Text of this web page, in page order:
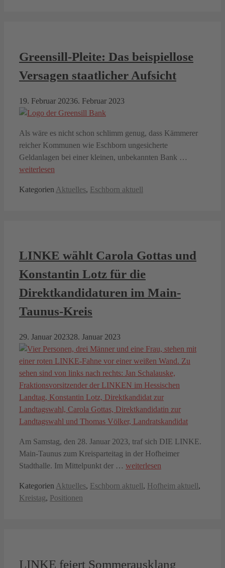
Greensill-Pleite: Das beispiellose
Versagen staatlicher Aufsicht
19. Februar 20236. Februar 2023
Als wäre es nicht schon schlimm genug, dass Kämmerer
reicher Kommunen wie Eschborn ungesicherte
Geldanlagen bei einer kleinen, unbekannten Bank …
weiterlesen
Kategorien Aktuelles, Eschborn aktuell
LINKE wählt Carola Gottas und
Konstantin Lotz für die
Direktkandidaturen im Main-
Taunus-Kreis
29. Januar 202328. Januar 2023
Am Samstag, den 28. Januar 2023, traf sich DIE LINKE.
Main-Taunus zum Kreisparteitag in der Hofheimer
Stadthalle. Im Mittelpunkt der … weiterlesen
Kategorien Aktuelles, Eschborn aktuell, Hofheim aktuell,
Kreistag, Positionen
LINKE feiert Sommerausklang